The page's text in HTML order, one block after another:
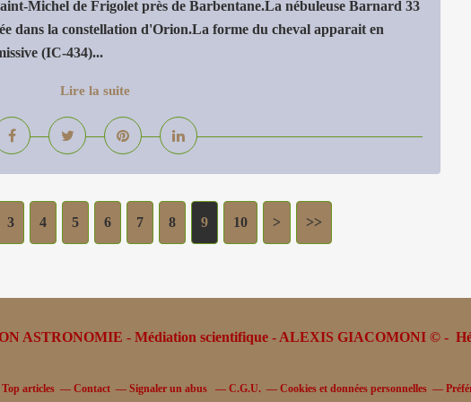
Michel de Frigolet près de Barbentane.La nébuleuse Barnard 33
dans la constellation d'Orion.La forme du cheval apparait en
(IC-434)...
Lire la suite
3 4 5 6 7 8 9 10 > >>
ASTRONOMIE - Médiation scientifique - ALEXIS GIACOMONI © -
Top articles Contact Signaler un abus C.G.U. Cookies et données personnelles